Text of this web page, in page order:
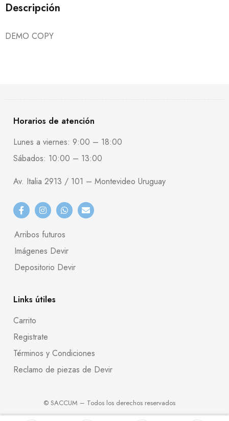
Descripción
DEMO COPY
Horarios de atención
Lunes a viernes: 9:00 – 18:00
Sábados: 10:00 – 13:00
Av. Italia 2913 / 101 – Montevideo Uruguay
Arribos futuros
Imágenes Devir
Depositorio Devir
Links útiles
Carrito
Registrate
Términos y Condiciones
Reclamo de piezas de Devir
© SACCUM – Todos los derechos reservados